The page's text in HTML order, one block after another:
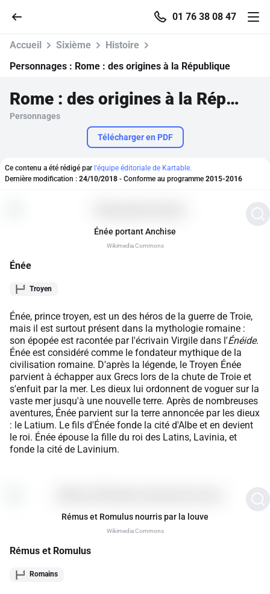
01 76 38 08 47
Accueil
Recherche
S'inscrire gratuitement
Accueil Sixième
Histoire
Personnages : Rome : des origines à la République
Rome : des origines à la République
Personnages
Télécharger en PDF
Ce contenu a été rédigé par l'équipe éditoriale de Kartable.
Dernière modification : 24/10/2018 - Conforme au programme 2015-2016
Énée portant Anchise
Wikimedia Commons
Énée
Troyen
Énée, prince troyen, est un des héros de la guerre de Troie,
mais il est surtout présent dans la mythologie romaine :
son épopée est racontée par l'écrivain Virgile dans l'Énéide.
Énée est considéré comme le fondateur mythique de la
civilisation romaine. D'après la légende, le Troyen Énée
parvient à échapper aux Grecs lors de la chute de Troie et
s'enfuit par la mer. Les dieux lui ordonnent de voguer sur la
vaste mer jusqu'à une nouvelle terre. Après de nombreuses
aventures, Énée parvient sur la terre annoncée par les dieux
: le Latium. Le fils d'Énée fonde la cité d'Albe et en devient
le roi. Énée épouse la fille du roi des Latins, Lavinia, et
fonde la cité de Lavinium.
Rémus et Romulus nourris par la louve
Wikimedia Commons
Rémus et Romulus
Romains